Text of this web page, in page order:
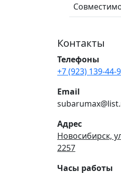
Контакты
Телефоны
+7 (923) 139-44-
Email
Адрес
Новосибирск,
2257
Часы работы